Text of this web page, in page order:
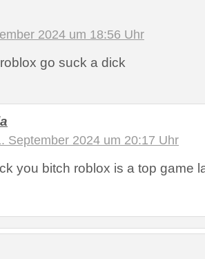
2024 um 18:56 Uhr
go suck a dick
September 2024 um 20:17 Uhr
you bitch roblox is a top game